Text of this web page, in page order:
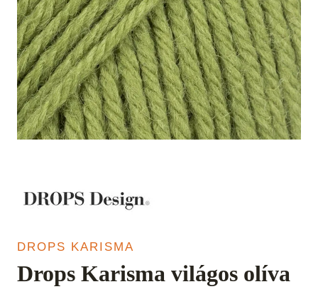
DROPS KARISMA
Drops Karisma világos olíva